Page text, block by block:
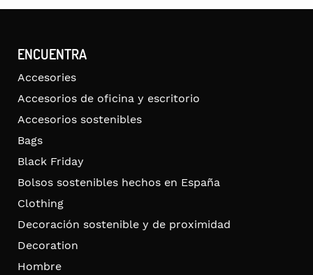
ENCUENTRA
Accesories
Accesorios de oficina y escritorio
Accesorios sostenibles
Bags
Black Friday
Bolsos sostenibles hechos en España
Clothing
Decoración sostenible y de proximidad
Decoration
Hombre